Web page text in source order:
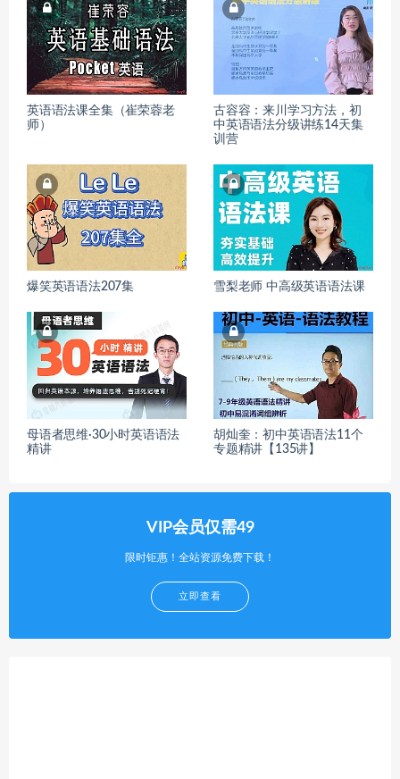
英语语法课全集（崔荣蓉老
师）
古容容：来川学习方法，初
中英语语法分级讲练14天集
训营
爆笑英语语法207集 雪梨老师 中高级英语语法课
母语者思维·30小时英语语法
精讲
胡灿奎：初中英语语法11个
专题精讲【135讲】
VIP会员仅需49
限时钜惠！全站资源免费下载！
立即查看